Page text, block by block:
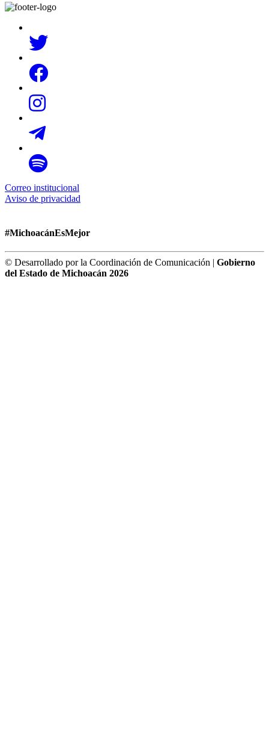
Correo institucional
Aviso de privacidad
#MichoacánEsMejor
© Desarrollado por la Coordinación de Comunicación | Gobierno
del Estado de Michoacán 2026